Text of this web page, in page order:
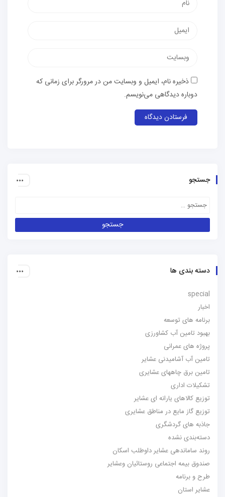
پست
وب‌سایت
ذخیره نام، ایمیل و وبسایت من در مرورگر برای زمانی که
دوباره دیدگاهی می‌نویسم.
جستجو
دسته بندی ها
special
اخبار
برنامه های توسعه
بهبود تامین آب کشاورزی
پروژه های عمرانی
تامین آب آشامیدنی عشایر
تامین برق چاههای عشایری
تشکیلات اداری
توزیع کالاهای یارانه ای عشایر
توزیع گاز مایع در مناطق عشایری
جاذبه های گردشگری
دسته‌بندی نشده
روند ساماندهی عشایر داوطلب اسکان
صندوق بیمه اجتماعی روستائیان وعشایر
طرح و برنامه
عشایر استان